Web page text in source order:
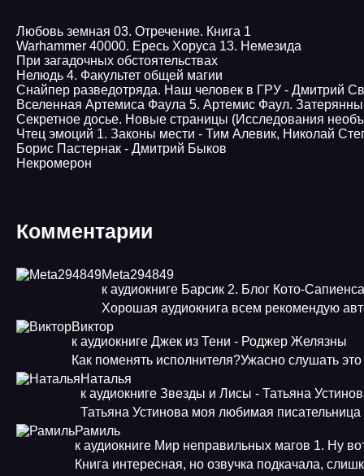
Любовь земная 03. Отречение. Книга 1
Warhammer 40000. Ересь Хоруса 13. Немезида
При загадочных обстоятельствах
Нелюдь 4. Факультет общей магии
Снайпер разведотряда. Наш человек в ГРУ - Дмитрий
Вселенная Артемиса Фаула 5. Артемис Фаул.
Секретное досье. Новые страницы (Исследования
Чтец эмоций 1. Законы мести - Тим Алевик, Николай
Борис Пастернак - Дмитрий Быков
Некромерон
Комментарии
Meta294849
к аудиокниге Барсик 2. Блог Кото-
Хорошая аудиокнига всем рекомендую
Виктор
к аудиокниге Джек из Тени - Роджер Желязны
Как поменять исполнителя?Ужасно слушать
Наталья
к аудиокниге Звезды и Лисы - Татьяна
Татьяна Устинова моя любимая писательница
Рамиль
к аудиокниге Мир неправильных магов 1. Ну
Книга интересная, но озвучка подкачала,